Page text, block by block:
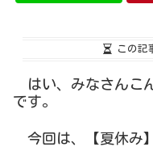
この記
はい、みなさんこ
です。
今回は、【夏休み